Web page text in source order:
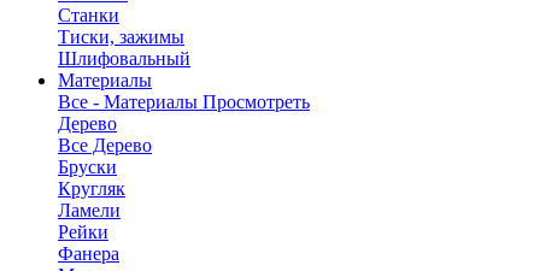
Станки
Тиски, зажимы
Шлифовальный
Материалы
Все - Материалы Просмотреть
Дерево
Все Дерево
Бруски
Кругляк
Ламели
Рейки
Фанера